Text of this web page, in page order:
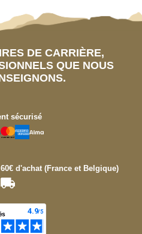
DE CARRIÈRE,
QUE NOUS
sécurisé
d'achat (France et Belgique)